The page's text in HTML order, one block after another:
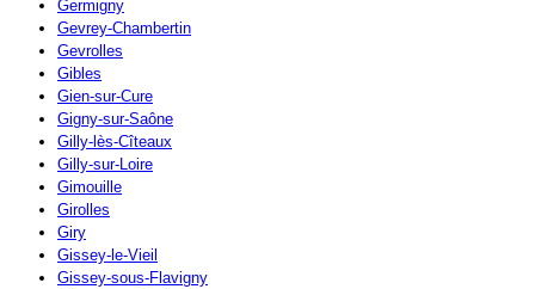
Germigny
Gevrey-Chambertin
Gevrolles
Gibles
Gien-sur-Cure
Gigny-sur-Saône
Gilly-lès-Cîteaux
Gilly-sur-Loire
Gimouille
Girolles
Giry
Gissey-le-Vieil
Gissey-sous-Flavigny